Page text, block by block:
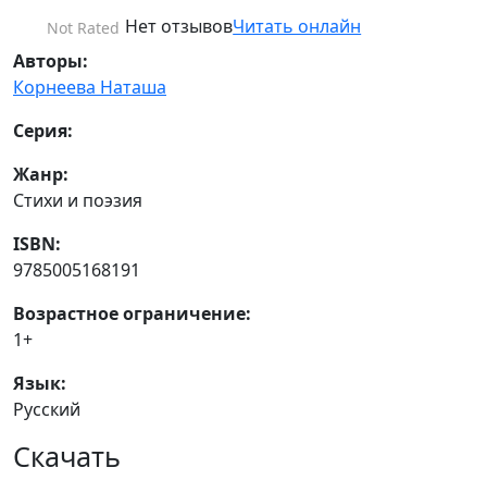
Not Rated Нет отзывовЧитать онлайн
Авторы:
Корнеева Наташа
Серия:
Жанр:
Стихи и поэзия
ISBN:
9785005168191
Возрастное ограничение:
1+
Язык:
Русский
Скачать